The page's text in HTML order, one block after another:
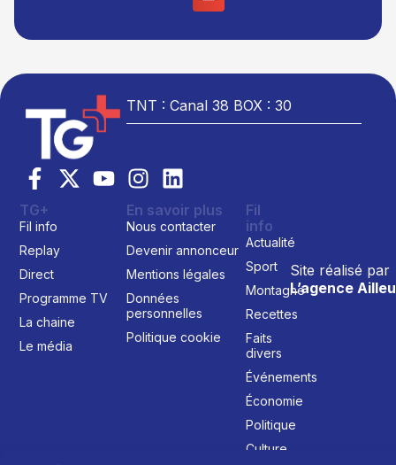
TNT : Canal 38 BOX : 30
Site réalisé par
L’agence
TG+
Fil info
Replay
Direct
Programme TV
La chaine
Le média
En savoir plus
Nous contacter
Devenir annonceur
Mentions légales
Données
personnelles
Politique cookie
Fil
info
Actualité
Sport
Montagne
Recettes
Faits
divers
Événements
Économie
Politique
Culture